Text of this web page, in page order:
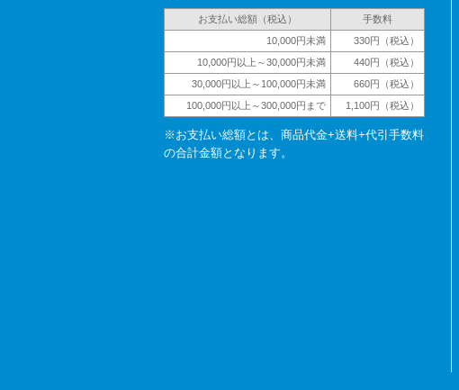
お支払い総額（税込）
手数料
10,000円未満
330円（税込）
10,000円以上～30,000円未満
440円（税込）
30,000円以上～100,000円未満
660円（税込）
100,000円以上～300,000円まで
1,100円（税込）
※お支払い総額とは、商品代金+送料+代引手数料
の合計金額となります。